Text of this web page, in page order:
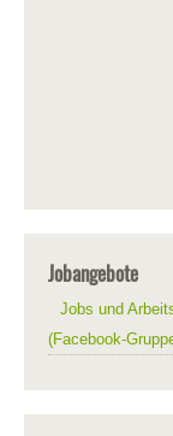
Jobangebote
Jobs und
(Facebook-